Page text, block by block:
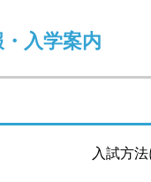
入学案内
入試方